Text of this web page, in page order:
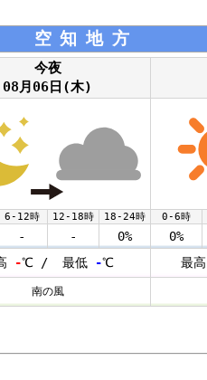
空知地方
今夜
08月06日(木)
6-12時 12-18時 18-24時 0-6時
- - 0% 0%
-℃ / 最低 -℃ 最高
南の風